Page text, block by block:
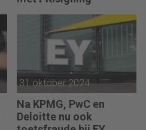
31 oktober 2024
Na KPMG, PwC en
Deloitte nu ook